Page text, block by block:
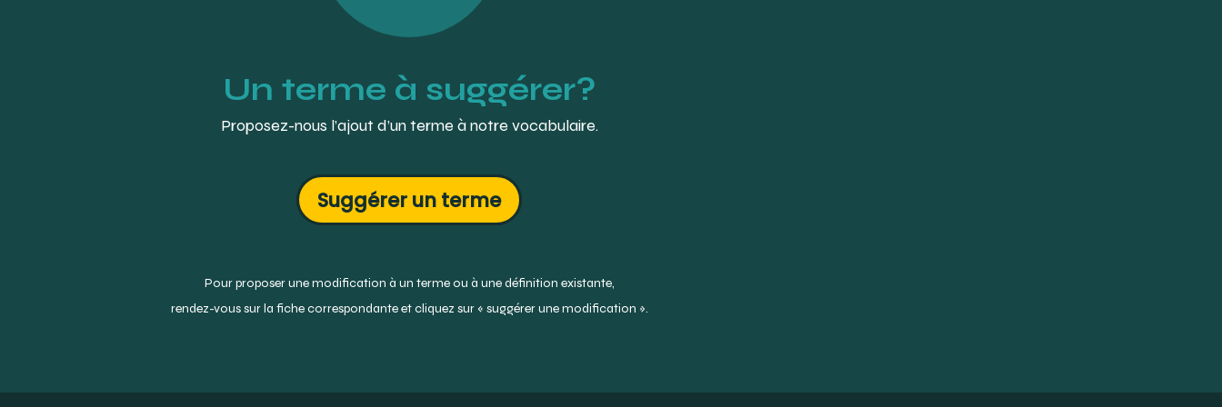
Un terme à suggérer?
Proposez-nous l’ajout d’un terme à notre vocabulaire.
Suggérer un terme
Pour proposer une modification à un terme ou à une définition existante,
rendez-vous sur la fiche correspondante et cliquez sur « suggérer une modification ».